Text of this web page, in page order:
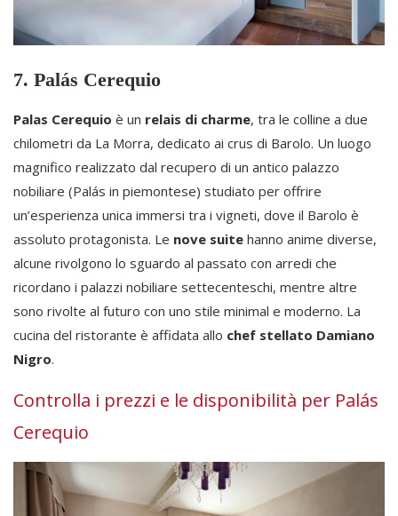
7. Palás Cerequio
Palas Cerequio è un relais di charme, tra le colline a due
chilometri da La Morra, dedicato ai crus di Barolo. Un luogo
magnifico realizzato dal recupero di un antico palazzo
nobiliare (Palás in piemontese) studiato per offrire
un’esperienza unica immersi tra i vigneti, dove il Barolo è
assoluto protagonista. Le nove suite hanno anime diverse,
alcune rivolgono lo sguardo al passato con arredi che
ricordano i palazzi nobiliare settecenteschi, mentre altre
sono rivolte al futuro con uno stile minimal e moderno. La
cucina del ristorante è affidata allo chef stellato Damiano
Nigro.
Controlla i prezzi e le disponibilità per Palás
Cerequio